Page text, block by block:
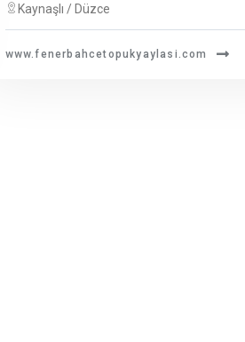
Kaynaşlı / Düzce
www.fenerbahcetopukyaylasi.com